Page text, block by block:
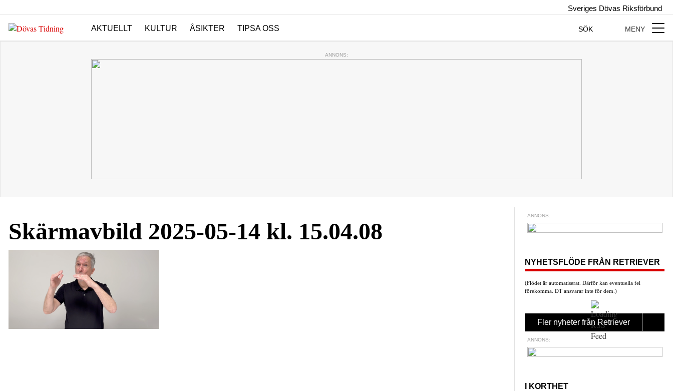
Sveriges Dövas Riksförbund
AKTUELLT KULTUR ÅSIKTER TIPSA OSS SÖK MENY
ANNONS:
Skärmavbild 2025-05-14 kl. 15.04.08
ANNONS:
NYHETSFLÖDE FRÅN RETRIEVER
(Flödet är automatiserat. Därför kan eventuella fel
förekomma. DT ansvarar inte för dem.)
Fler nyheter från Retriever
ANNONS:
I KORTHET